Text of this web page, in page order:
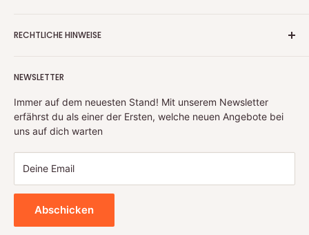
Warenrückläufern, Retouren und Neuware
Prüfung mal ein Artikel zu ihnen auf den Weg gemacht
haben, welcher nicht ihren Erwartungen entspricht,
kontaktieren sie uns bitte und wir finden gemeinsam eine
RECHTLICHE HINWEISE
Impressum
Datenschutzerklärung
Widerrufsbelehrung & Widerrufsformula
NEWSLETTER
Immer auf dem neuesten Stand! Mit unserem Newsletter
erfährst du als einer der Ersten, welche neuen Angebote bei
uns auf dich warten
Deine Email
Abschicken